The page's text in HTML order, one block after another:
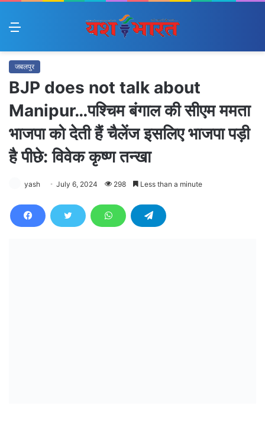
Menu
जबलपुर
BJP does not talk about
Manipur…पश्चिम बंगाल की सीएम ममता
भाजपा को देती हैं चैलेंज इसलिए भाजपा पड़ी
है पीछे: विवेक कृष्ण तन्खा
yash July 6, 2024 298 Less than a minute